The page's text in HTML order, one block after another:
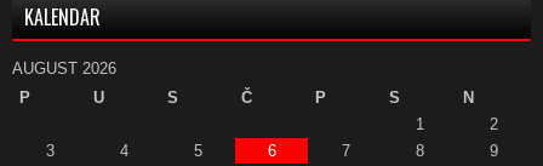
KALENDAR
AUGUST 2026
P
U S Č P S
N
1
2
3
4 5 6 7 8
9